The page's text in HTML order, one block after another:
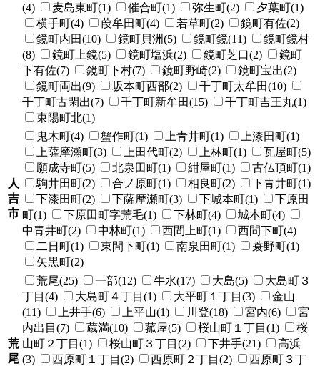
(4)
麦島東町(1) 催合町(1) 弥生町(2)
夕葉町(1)
横手町(4)
葭牟田町(4) 若草町(2)
鏡町有佐(2)
鏡町内田(10)
鏡町貝洲(5) 鏡町鏡(11)
鏡町鏡村
(8)
鏡町上鏡(5) 鏡町塩浜(2) 鏡町芝口(2)
鏡町
下有佐(7)
鏡町下村(7) 鏡町野崎(2)
鏡町宝出(2)
鏡町両出(9)
坂本町西部(2)
千丁町太牟田(10)
千丁町古閑出(7)
千丁町新牟田(15)
千丁町吉王丸(1)
東陽町北(1)
人
吉
市
鬼木町(4) 蟹作町(1) 上青井町(1)
上漆田町(1)
上薩摩瀬町(3)
上田代町(2) 上林町(1)
瓦屋町(5)
願成寺町(5)
北泉田町(1) 紺屋町(1)
古仏頂町(1)
駒井田町(2)
合ノ原町(1) 相良町(2)
下青井町(1)
下漆田町(2)
下薩摩瀬町(3) 下城本町(1)
下原田
町(1)
下原田町字荒毛(1) 下林町(4)
城本町(4)
中青井町(2)
中林町(1) 西間上町(1)
西間下町(4)
二日町(1)
東間下町(1) 南泉田町(1)
蓑野町(1)
矢黒町(2)
荒
尾
荒尾(25) 一部(12) 牛水(17) 大島(5)
大島町３
丁目(4)
大島町４丁目(1) 大平町１丁目(3)
金山
(11)
上井手(6) 上平山(1) 川登(18) 宮内(6)
宮
内出目(7)
蔵満(10) 菰屋(5) 桜山町１丁目(1)
桜
山町２丁目(1)
桜山町３丁目(2) 下井手(21)
高浜
(3)
西原町１丁目(2) 西原町２丁目(2)
西原町３丁